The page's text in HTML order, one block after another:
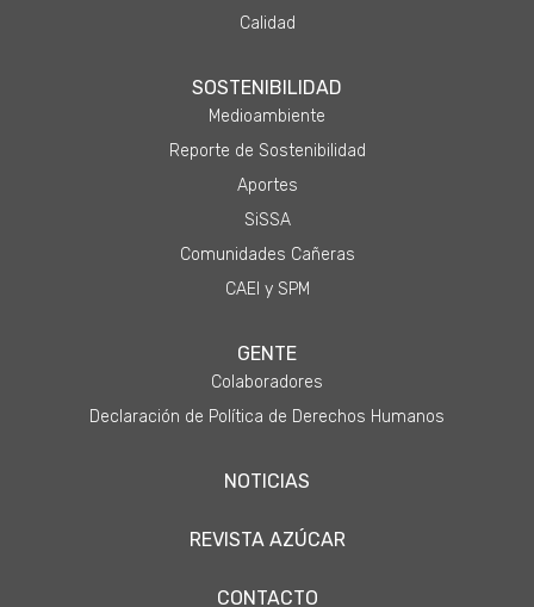
Calidad
SOSTENIBILIDAD
Medioambiente
Reporte de Sostenibilidad
Aportes
SiSSA
Comunidades Cañeras
CAEI y SPM
GENTE
Colaboradores
Declaración de Política de Derechos Humanos
NOTICIAS
REVISTA AZÚCAR
CONTACTO